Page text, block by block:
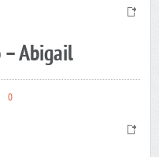
– Abigail
0